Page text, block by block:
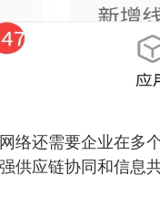
络还需要企业在多
供应链协同和信息